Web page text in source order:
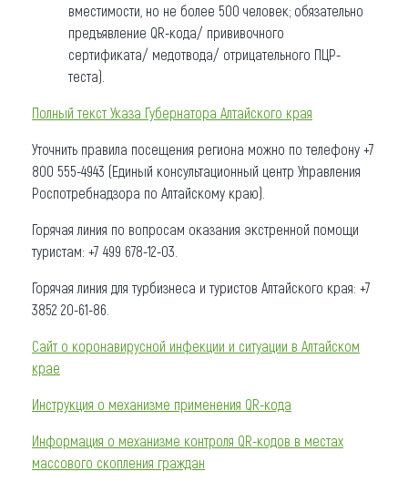
вместимости, но не более 500 человек; обязательно
предъявление QR-кода/ прививочного
сертификата/ медотвода/ отрицательного ПЦР-
теста).
Полный текст Указа Губернатора Алтайского края
Уточнить правила посещения региона можно по телефону +7
800 555-4943 (Единый консультационный центр Управления
Роспотребнадзора по Алтайскому краю).
Горячая линия по вопросам оказания экстренной помощи
туристам: +7 499 678-12-03.
Горячая линия для турбизнеса и туристов Алтайского края: +7
3852 20-61-86.
Сайт о коронавирусной инфекции и ситуации в Алтайском
крае
Инструкция о механизме применения QR-кода
Информация о механизме контроля QR-кодов в местах
массового скопления граждан